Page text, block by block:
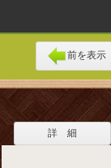
前を表示
詳 細